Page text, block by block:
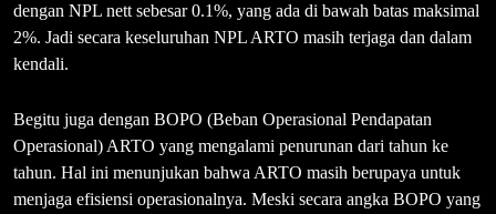
dengan NPL nett sebesar 0.1%, yang ada di bawah batas maksimal
2%. Jadi secara keseluruhan NPL ARTO masih terjaga dan dalam
kendali.
Begitu juga dengan BOPO (Beban Operasional Pendapatan
Operasional) ARTO yang mengalami penurunan dari tahun ke
tahun. Hal ini menunjukan bahwa ARTO masih berupaya untuk
menjaga efisiensi operasionalnya. Meski secara angka BOPO yang